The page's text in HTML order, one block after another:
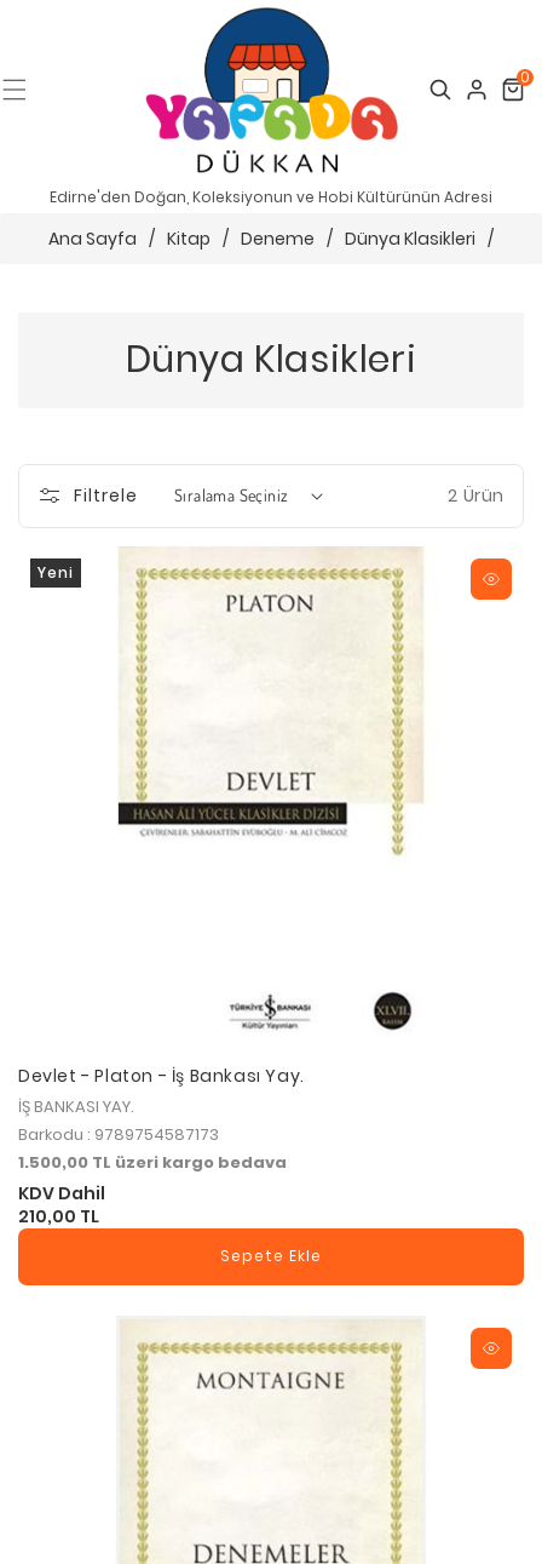
Search Cart
0
Edirne'den Doğan, Koleksiyonun ve Hobi Kültürünün Adresi
Ana Sayfa / Kitap / Deneme / Dünya Klasikleri /
Dünya Klasikleri
Filtrele 2 Ürün
Yeni
Devlet - Platon - İş Bankası Yay.
İŞ BANKASI YAY.
Barkodu : 9789754587173
1.500,00 TL üzeri kargo bedava
KDV Dahil
210,00 TL
Sepete Ekle